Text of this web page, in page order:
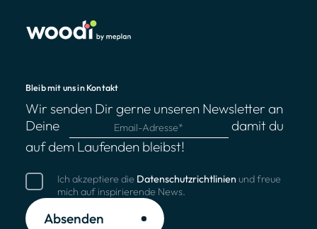
Bleib mit uns in Kontakt
Wir senden Dir gerne unseren Newsletter an
Deine
damit du
auf dem Laufenden bleibst!
Ich akzeptiere die Datenschutzrichtlinien und freue
mich auf inspirierende News.
Absenden